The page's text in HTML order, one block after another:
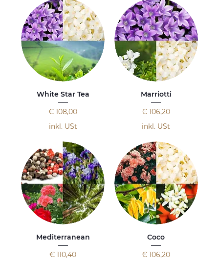
White Star Tea
Preis
€ 108,00
inkl. USt
Marriotti
Preis
€ 106,20
inkl. USt
Mediterranean
Preis
€ 110,40
Coco
Preis
€ 106,20